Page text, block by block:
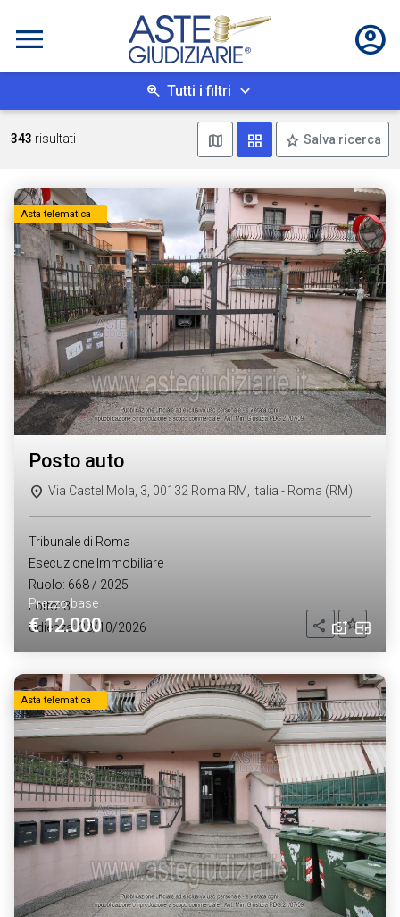
Tutti i filtri
343 risultati Mostra mappaMostra come box
Salva ricerca
Asta telematica
Prezzo base
€ 12.000
posto auto
Via Castel Mola, 3, 00132 Roma RM, Italia - Roma (RM)
Tribunale di Roma
Esecuzione Immobiliare
Ruolo: 668 / 2025
Lotto: 3
Udienza: 28/10/2026
Condividi
Asta telematica